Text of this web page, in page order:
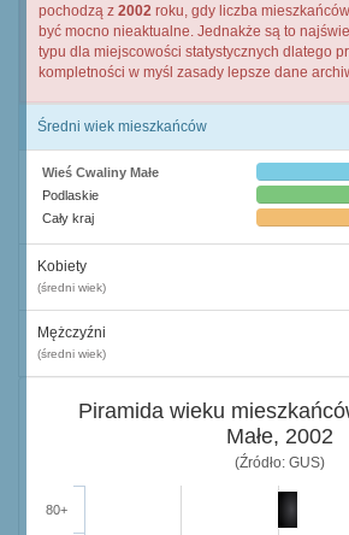
pochodzą z 2002 roku, gdy liczba
być mocno nieaktualne. Jednakże są to
typu dla miejscowości statystycznych dlatego
kompletności w myśl zasady lepsze dane
Średni wiek mieszkańców
Wieś Cwaliny Małe
Podlaskie
Cały kraj
Kobiety
(średni wiek)
Mężczyźni
(średni wiek)
Piramida wieku
Małe, 2002
(Źródło: GUS)
80+